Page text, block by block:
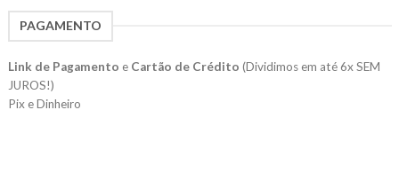
PAGAMENTO
Link de Pagamento e Cartão de Crédito (Dividimos em até 6x SEM
JUROS!)
Pix e Dinheiro